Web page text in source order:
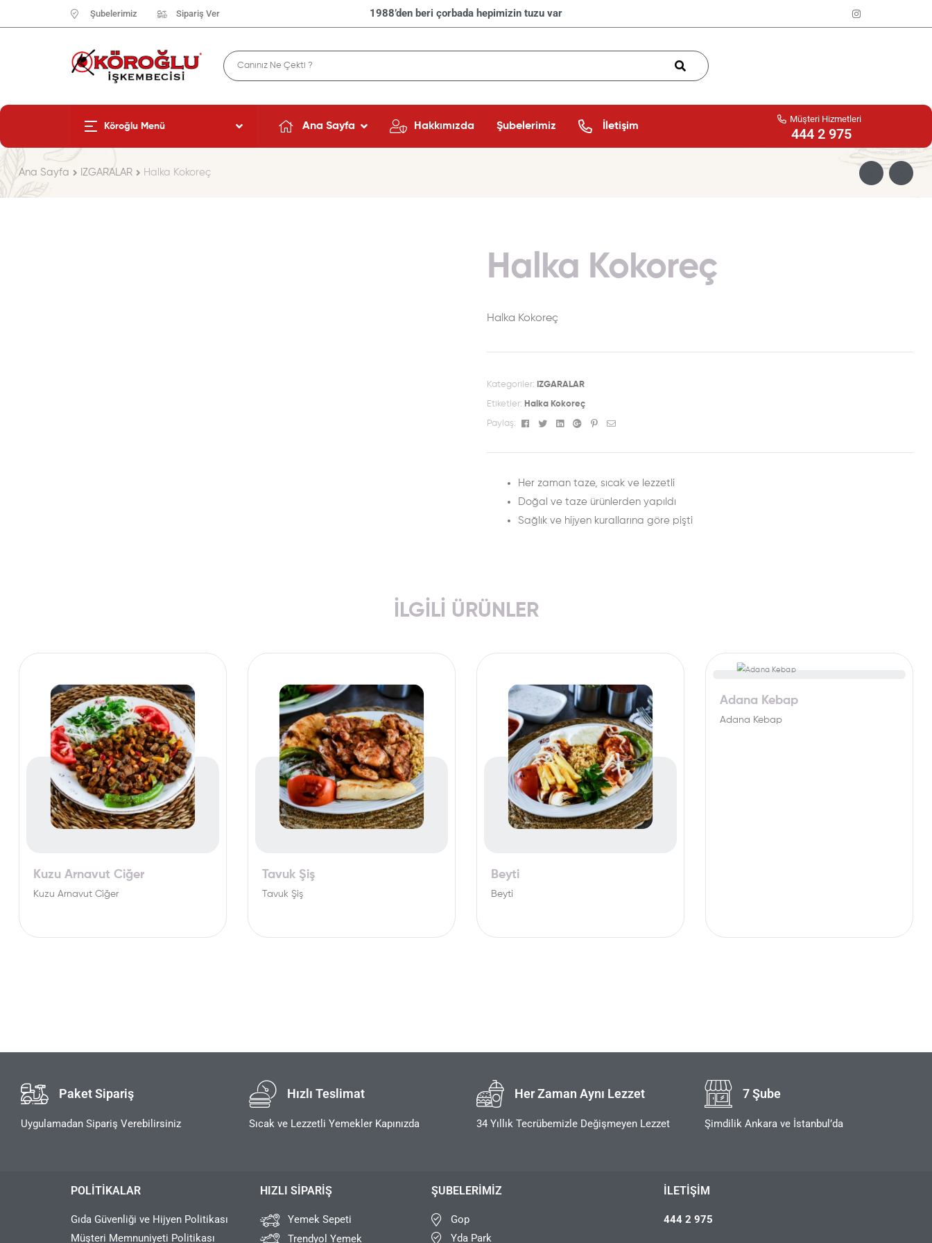
Şubelerimiz Sipariş Ver 1988’den beri çorbada hepimizin tuzu var
Köroğlu Menü Ana Sayfa Hakkımızda Şubelerimiz İletişim
Müşteri Hizmetleri
444 2 975
Ana Sayfa IZGARALAR Halka Kokoreç
Halka Kokoreç
Halka Kokoreç
Kategoriler: IZGARALAR
Etiketler: Halka Kokoreç
Paylaş: Facebook
TwitterLinkedinGoogle+Pinterest
Email
Her zaman taze, sıcak ve lezzetli
Doğal ve taze ürünlerden yapıldı
Sağlık ve hijyen kurallarına göre pişti
İLGILI ÜRÜNLER
Kuzu Arnavut Ciğer
Kuzu Arnavut Ciğer
Tavuk Şiş
Tavuk Şiş
Beyti
Beyti
Adana Kebap
Adana Kebap
Paket Sipariş
Uygulamadan Sipariş Verebilirsiniz
Hızlı Teslimat
Sıcak ve Lezzetli Yemekler Kapınızda
Her Zaman Aynı Lezzet
34 Yıllık Tecrübemizle Değişmeyen Lezzet
7 Şube
Şimdilik Ankara ve İstanbul’da
POLITIKALAR
Gıda Güvenliği ve Hijyen Politikası
Müşteri Memnuniyeti Politikası
HIZLI SIPARIŞ
Yemek Sepeti
Trendyol Yemek
ŞUBELERIMIZ
Gop
Yda Park
İLETIŞIM
444 2 975